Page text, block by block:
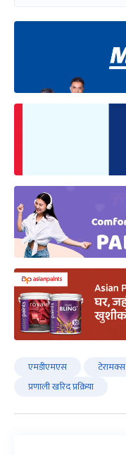
एमडीएमएस टेरामक्स
प्रणाली खरिद प्रक्रिया